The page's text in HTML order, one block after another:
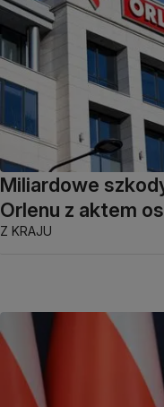
Miliardowe
Orlenu z aktem
Z KRAJU